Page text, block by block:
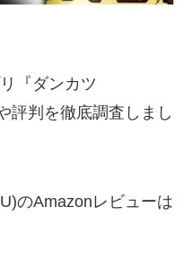
『ダンカツ
評判を徹底調査しまし
のAmazonレビューは